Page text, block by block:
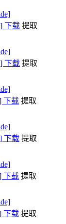
下载 提取
下载 提取
下载 提取
下载 提取
下载 提取
下载 提取